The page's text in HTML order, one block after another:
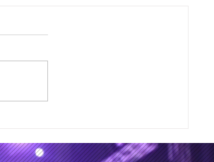
riqueza a Millonario